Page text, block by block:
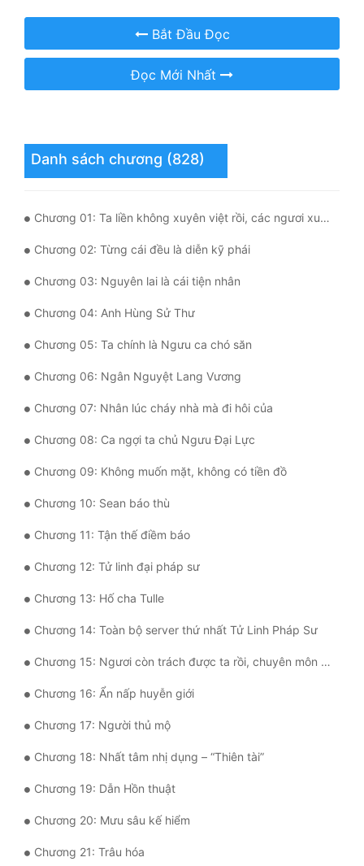
Mưu Mô
Sảng Văn
Thanh Xuân
Tiên Hiệp
Tiểu Thuyết
Trinh Thám
Triều Đấu
Trùng Sinh
Trọng Sinh
Bắt Đầu Đọc
Đọc Mới Nhất
Danh sách chương (828)
Chương 01: Ta liền không xuyên việt rồi, các ngươi xuyên qua đi.
Chương 02: Từng cái đều là diễn kỹ phái
Chương 03: Nguyên lai là cái tiện nhân
Chương 04: Anh Hùng Sử Thư
Chương 05: Ta chính là Ngưu ca chó săn
Chương 06: Ngân Nguyệt Lang Vương
Chương 07: Nhân lúc cháy nhà mà đi hôi của
Chương 08: Ca ngợi ta chủ Ngưu Đại Lực
Chương 09: Không muốn mặt, không có tiền đồ
Chương 10: Sean báo thù
Chương 11: Tận thế điềm báo
Chương 12: Tử linh đại pháp sư
Chương 13: Hố cha Tulle
Chương 14: Toàn bộ server thứ nhất Tử Linh Pháp Sư
Chương 15: Ngươi còn trách được ta rồi, chuyên môn đi tìm cái chết
Chương 16: Ẩn nấp huyễn giới
Chương 17: Người thủ mộ
Chương 18: Nhất tâm nhị dụng – “Thiên tài”
Chương 19: Dẫn Hồn thuật
Chương 20: Mưu sâu kế hiểm
Chương 21: Trâu hóa